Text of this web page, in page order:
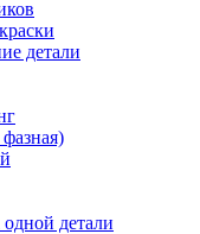
детали
детали